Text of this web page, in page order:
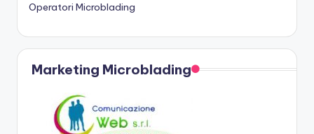
Operatori Microblading
Marketing Microblading